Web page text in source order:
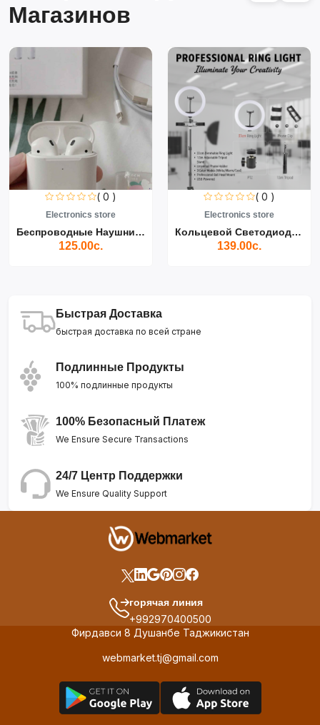
Магазинов
( 0 )
Electronics store
Беспроводные Наушники Air...
125.00с.
( 0 )
Electronics store
Кольцевой Светодиодный Св...
139.00с.
Быстрая Доставка
быстрая доставка по всей стране
Подлинные Продукты
100% подлинные продукты
100% Безопасный Платеж
We Ensure Secure Transactions
24/7 Центр Поддержки
We Ensure Quality Support
горячая линия
+992970400500
Фирдавси 8 Душанбе Таджикистан
webmarket.tj@gmail.com